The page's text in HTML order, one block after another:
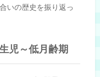
いの歴史を振り返っ
児～低月齢期